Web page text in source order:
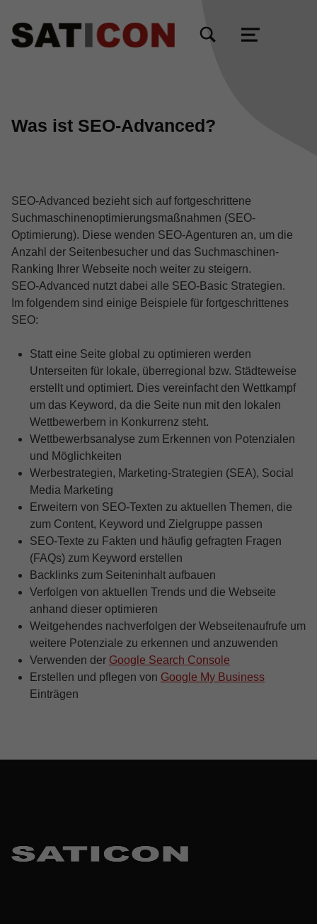
TOGGLE SEARCH FORM MODAL BOX
MENU
Was ist SEO-Advanced?
SEO-Advanced bezieht sich auf fortgeschrittene
Suchmaschinenoptimierungsmaßnahmen (SEO-
Optimierung). Diese wenden SEO-Agenturen an, um die
Anzahl der Seitenbesucher und das Suchmaschinen-
Ranking Ihrer Webseite noch weiter zu steigern.
SEO-Advanced nutzt dabei alle SEO-Basic Strategien.
Im folgendem sind einige Beispiele für fortgeschrittenes
SEO:
Statt eine Seite global zu optimieren werden
Unterseiten für lokale, überregional bzw. Städteweise
erstellt und optimiert. Dies vereinfacht den Wettkampf
um das Keyword, da die Seite nun mit den lokalen
Wettbewerbern in Konkurrenz steht.
Wettbewerbsanalyse zum Erkennen von Potenzialen
und Möglichkeiten
Werbestrategien, Marketing-Strategien (SEA), Social
Media Marketing
Erweitern von SEO-Texten zu aktuellen Themen, die
zum Content, Keyword und Zielgruppe passen
SEO-Texte zu Fakten und häufig gefragten Fragen
(FAQs) zum Keyword erstellen
Backlinks zum Seiteninhalt aufbauen
Verfolgen von aktuellen Trends und die Webseite
anhand dieser optimieren
Weitgehendes nachverfolgen der Webseitenaufrufe um
weitere Potenziale zu erkennen und anzuwenden
Verwenden der Google Search Console
Erstellen und pflegen von Google My Business
Einträgen